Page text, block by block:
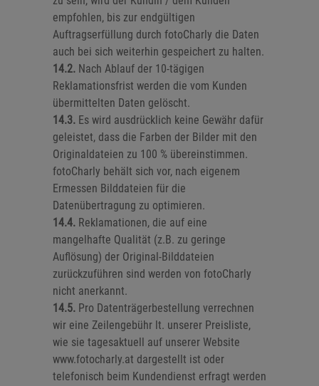
empfohlen, bis zur endgültigen
Auftragserfüllung durch fotoCharly die Daten
auch bei sich weiterhin gespeichert zu halten.
14.2. Nach Ablauf der 10-tägigen
Reklamationsfrist werden die vom Kunden
übermittelten Daten gelöscht.
14.3. Es wird ausdrücklich keine Gewähr dafür
geleistet, dass die Farben der Bilder mit den
Originaldateien zu 100 % übereinstimmen.
fotoCharly behält sich vor, nach eigenem
Ermessen Bilddateien für die
Datenübertragung zu optimieren.
14.4. Reklamationen, die auf eine
mangelhafte Qualität (z.B. zu geringe
Auflösung) der Original-Bilddateien
zurückzuführen sind werden von fotoCharly
nicht anerkannt.
14.5. Pro Datenträgerbestellung verrechnen
wir eine Zeilengebühr lt. unserer Preisliste,
wie sie tagesaktuell auf unserer Website
www.fotocharly.at dargestellt ist oder
telefonisch beim Kundendienst erfragt werden